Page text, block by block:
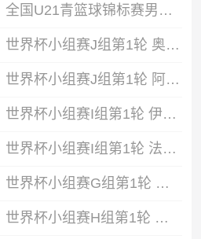
2026年06月17日 全国U21青篮球锦标赛男子组 苏科雄狮U21 VS 北控青年U21 全场录像
2026年06月17日 世界杯小组赛J组第1轮 奥地利vs约旦 全场录像
2026年06月17日 世界杯小组赛J组第1轮 阿根廷vs阿尔及利亚 全场录像
2026年06月17日 世界杯小组赛I组第1轮 伊拉克vs挪威 全场录像
2026年06月17日 世界杯小组赛I组第1轮 法国vs塞内加尔 全场录像
2026年06月16日 世界杯小组赛G组第1轮 比利时vs埃及 全场录像
2026年06月16日 世界杯小组赛H组第1轮 西班牙vs佛得角 全场录像